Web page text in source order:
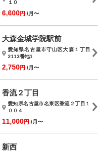
１０
6,600円 /月〜
大森金城学院駅前
愛知県名古屋市守山区大森１丁目
2113番地1
2,750円 /月〜
香流２丁目
愛知県名古屋市名東区香流２丁目１
００４
11,000円 /月〜
新西